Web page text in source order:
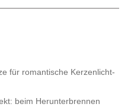
für romantische Kerzenlicht-
beim Herunterbrennen